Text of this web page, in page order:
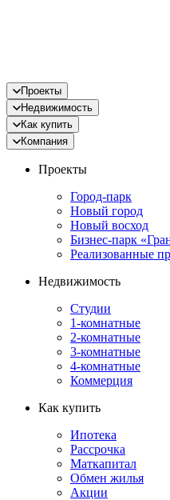
Проекты
Недвижимость
Как купить
Компания
Проекты
Город-парк
Новый город
Новый восход
Бизнес-парк
Реализованные
Недвижимость
Студии
1-комнатные
2-комнатные
3-комнатные
4-комнатные
Коммерция
Как купить
Ипотека
Рассрочка
Маткапитал
Обмен жилья
Акции